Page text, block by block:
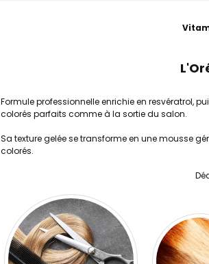
Formule professionnelle enrichie en resvératrol,
colorés parfaits comme à la sortie du salon.
Sa texture gelée se transforme en une mousse
colorés.